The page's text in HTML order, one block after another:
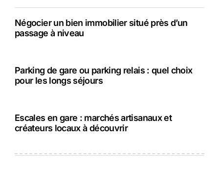
Négocier un bien immobilier situé près d’un
passage à niveau
Parking de gare ou parking relais : quel choix
pour les longs séjours
Escales en gare : marchés artisanaux et
créateurs locaux à découvrir